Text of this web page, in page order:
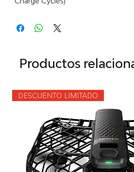
Productos
DESCUENTO LIMITADO